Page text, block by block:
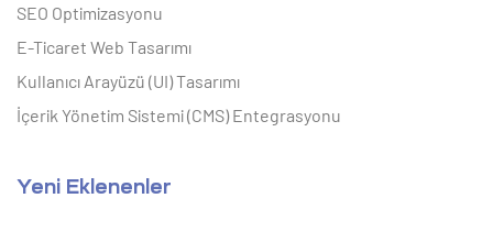
SEO Optimizasyonu
E-Ticaret Web Tasarımı
Kullanıcı Arayüzü (UI) Tasarımı
İçerik Yönetim Sistemi (CMS) Entegrasyonu
Yeni Eklenenler